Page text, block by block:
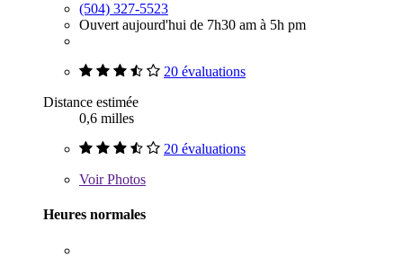
(504) 327-5523
Ouvert aujourd'hui de 7h30 am à 5h pm
20 évaluations
Distance estimée
0,6 milles
20 évaluations
VoirPhotos
Heures normales